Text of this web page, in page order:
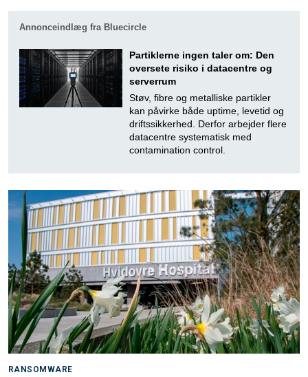
Annonceindlæg fra Bluecircle
Partiklerne ingen taler om: Den
oversete risiko i datacentre og
serverrum
Støv, fibre og metalliske partikler
kan påvirke både uptime, levetid og
driftssikkerhed. Derfor arbejder flere
datacentre systematisk med
contamination control.
RANSOMWARE